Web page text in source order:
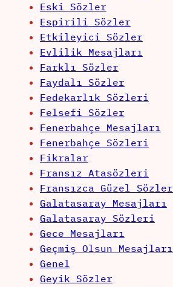
Eski Sözler
Espirili Sözler
Etkileyici Sözler
Evlilik Mesajları
Farklı Sözler
Faydalı Sözler
Fedekarlık Sözleri
Felsefi Sözler
Fenerbahçe Mesajları
Fenerbahçe Sözleri
Fikralar
Fransız Atasözleri
Fransızca Güzel Sözler
Galatasaray Mesajları
Galatasaray Sözleri
Gece Mesajları
Geçmiş Olsun Mesajları
Genel
Geyik Sözler